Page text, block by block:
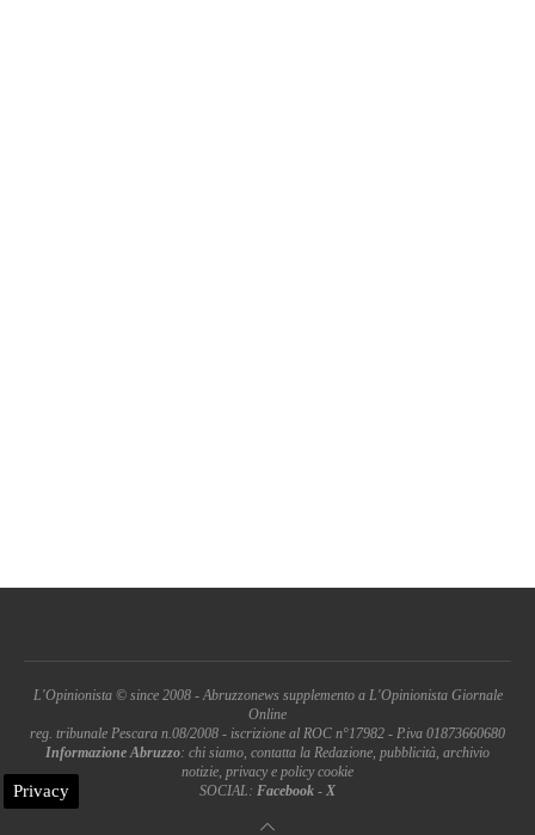
L'Opinionista © since 2008 - Abruzzonews supplemento a L'Opinionista Giornale
Online
reg. tribunale Pescara n.08/2008 - iscrizione al ROC n°17982 - P.iva 01873660680
Informazione Abruzzo: chi siamo, contatta la Redazione, pubblicità, archivio
notizie, privacy e policy cookie
SOCIAL: Facebook - X
Privacy